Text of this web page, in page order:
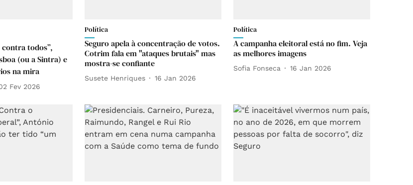
todos”,
(ou a Sintra) e
na mira
Fev 2026
Política
Seguro apela à concentração de votos.
Cotrim fala em "ataques brutais" mas
mostra-se confiante
Susete Henriques 16 Jan 2026
Política
A campanha eleitoral está no fim. Veja
as melhores imagens
Sofia Fonseca 16 Jan 2026